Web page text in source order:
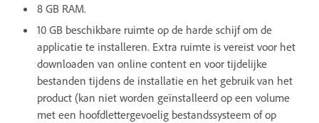
8 GB RAM.
10 GB beschikbare ruimte op de harde schijf om de
applicatie te installeren. Extra ruimte is vereist voor het
downloaden van online content en voor tijdelijke
bestanden tijdens de installatie en het gebruik van het
product (kan niet worden geïnstalleerd op een volume
met een hoofdlettergevoelig bestandssysteem of op